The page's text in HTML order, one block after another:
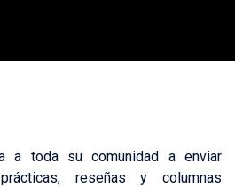
a toda su comunidad a enviar
reseñas y columnas